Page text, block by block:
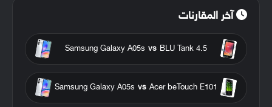
آخر المقارنات
BLU Tank 4.5
vs
Samsung Galaxy A05s
Acer beTouch E101
vs
Samsung Galaxy A05s